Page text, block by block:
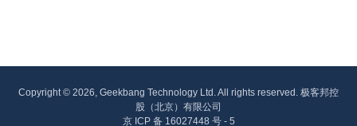
Copyright © 2026, Geekbang Technology Ltd. All rights reserved. 极客邦控
股（北京）有限公司
京 ICP 备 16027448 号 - 5